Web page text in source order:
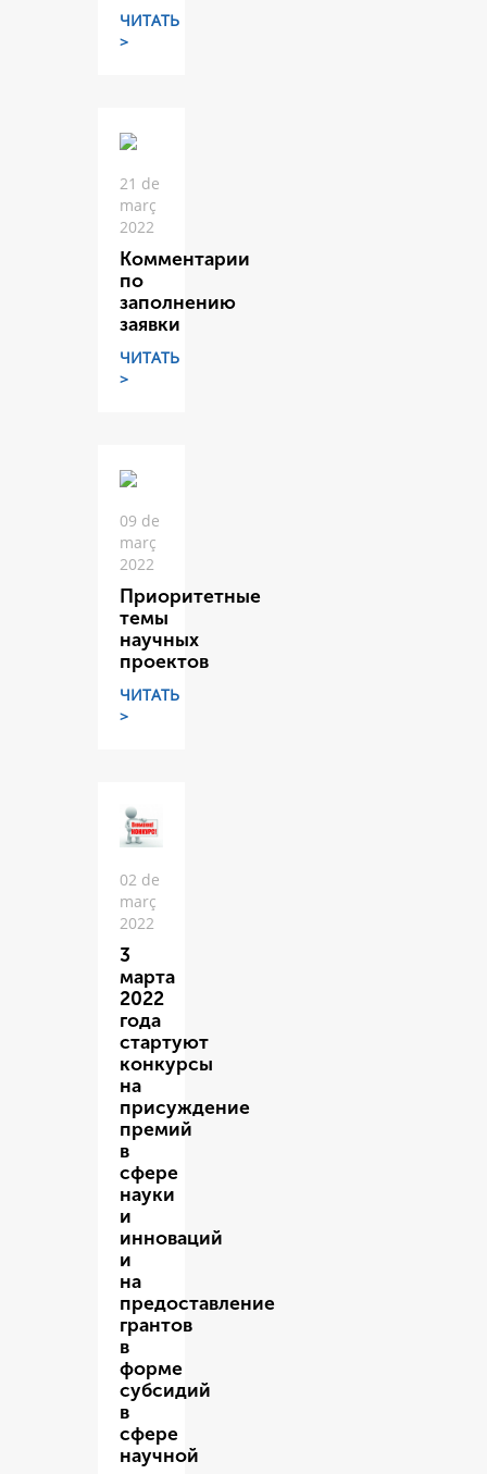
ЧИТАТЬ
>
21 de
març
2022
Комментарии
по
заполнению
заявки
ЧИТАТЬ
>
09 de
març
2022
Приоритетные
темы
научных
проектов
ЧИТАТЬ
>
02 de
març
2022
3
марта
2022
года
стартуют
конкурсы
на
присуждение
премий
в
сфере
науки
и
инноваций
и
на
предоставление
грантов
в
форме
субсидий
в
сфере
научной